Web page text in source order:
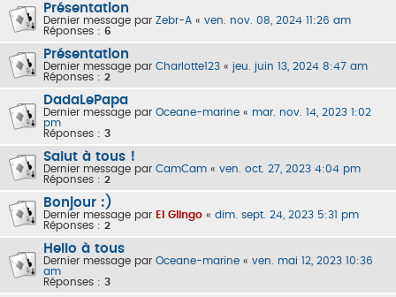
Présentation
Dernier message par Zebr-A « ven. nov. 08, 2024 11:26 am
Réponses : 6
Présentation
Dernier message par Charlotte123 « jeu. juin 13, 2024 8:47 am
Réponses : 2
DadaLePapa
Dernier message par Oceane-marine « mar. nov. 14, 2023 1:02
pm
Réponses : 3
Salut à tous !
Dernier message par CamCam « ven. oct. 27, 2023 4:04 pm
Réponses : 2
Bonjour :)
Dernier message par El Glingo « dim. sept. 24, 2023 5:31 pm
Réponses : 2
Hello à tous
Dernier message par Oceane-marine « ven. mai 12, 2023 10:36
am
Réponses : 3